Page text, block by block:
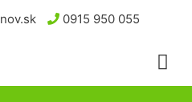
0915 950 055